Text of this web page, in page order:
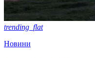
trending_flat
Новини